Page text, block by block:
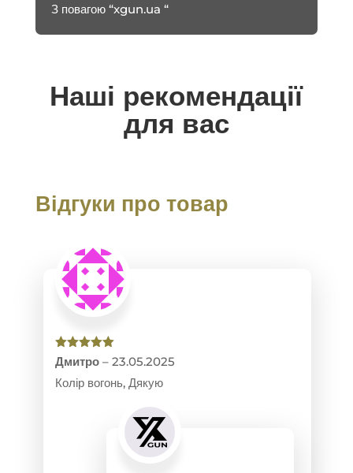
З повагою “xgun.ua “
Наші рекомендації
для вас
Відгуки про товар
Оцінено в
5з 5
Дмитро – 23.05.2025
Колір вогонь, Дякую